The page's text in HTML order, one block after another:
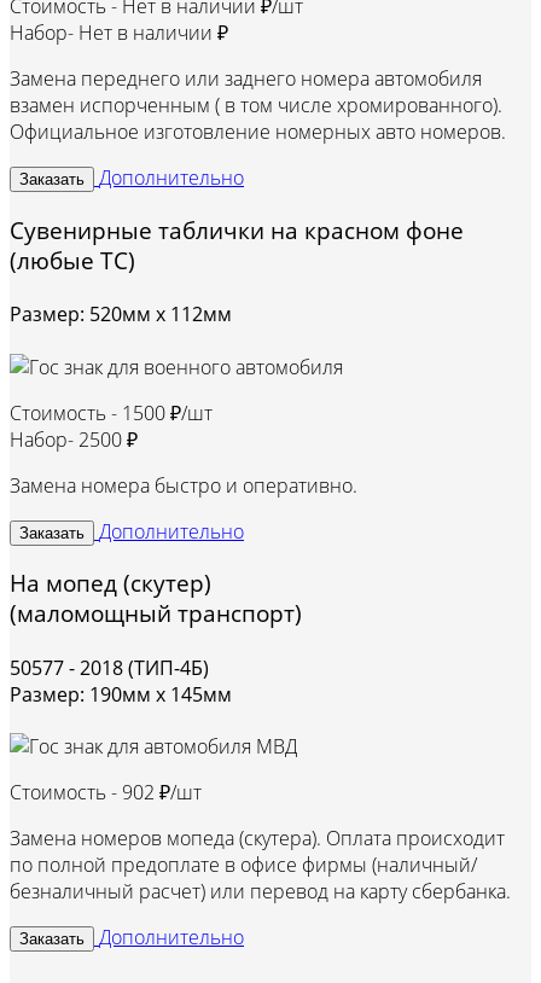
Стоимость - Нет в наличии ₽/шт
Набор- Нет в наличии ₽
Замена переднего или заднего номера автомобиля
взамен испорченным ( в том числе хромированного).
Официальное изготовление номерных авто номеров.
Заказать Дополнительно
Сувенирные таблички на красном фоне
(любые ТС)
Размер: 520мм х 112мм
Стоимость - 1500 ₽/шт
Набор- 2500 ₽
Замена номера быстро и оперативно.
Заказать Дополнительно
На мопед (скутер)
(маломощный транспорт)
50577 - 2018 (ТИП-4Б)
Размер: 190мм х 145мм
Стоимость - 902 ₽/шт
Замена номеров мопеда (скутера). Оплата происходит
по полной предоплате в офисе фирмы (наличный/
безналичный расчет) или перевод на карту сбербанка.
Заказать Дополнительно